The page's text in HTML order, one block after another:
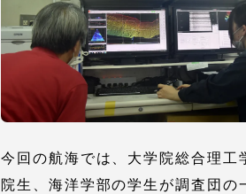
今回の航海では、大学院総合理工
院生、海洋学部の学生が調査団
TOKAIスポーツ
教育研究上の目的
像と３つのポリシ
ー